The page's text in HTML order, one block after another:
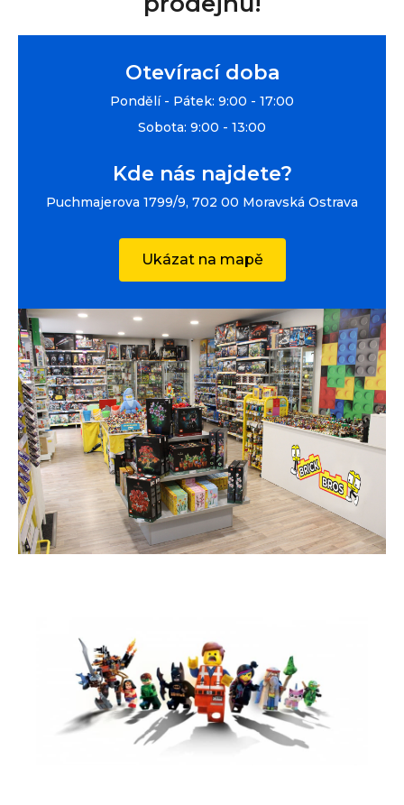
Otevírací doba
Pondělí - Pátek: 9:00 - 17:00
Sobota: 9:00 - 13:00
Kde nás najdete?
Puchmajerova 1799/9, 702 00 Moravská Ostrava
Ukázat na mapě